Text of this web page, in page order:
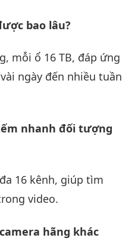
bao lâu?
mỗi ổ 16 TB, đáp ứng
ngày đến nhiều tuần
nhanh đối tượng
16 kênh, giúp tìm
video.
hãng khác